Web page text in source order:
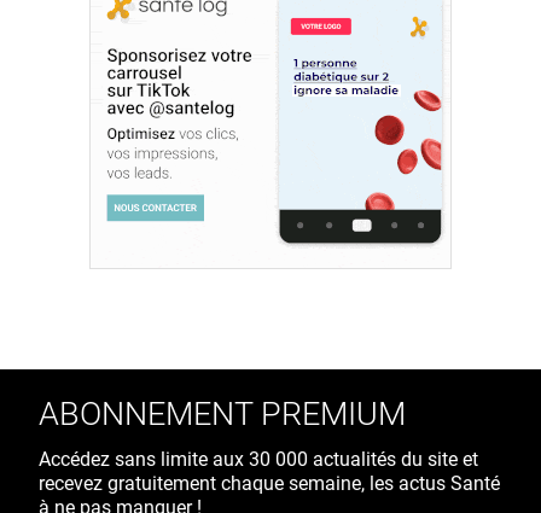
ABONNEMENT PREMIUM
Accédez sans limite aux 30 000 actualités du site et
recevez gratuitement chaque semaine, les actus Santé
à ne pas manquer !